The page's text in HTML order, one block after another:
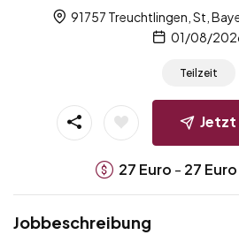
91757 Treuchtlingen, St,
01/08/
Teilzeit
Jetzt
27 Euro - 27 Euro
Jobbeschreibung